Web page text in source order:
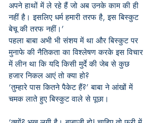
अपने हाथों में ले रहे हैं जो अब उनके काम की ही
नहीं है। इसलिए धर्म हमारी तरफ है, इस बिस्कुट
बेचू की तरफ नहीं।’
पहला बाबा अभी भी संशय में था और बिस्कुट पर
मुनाफे की नैतिकता का विश्लेषण करके इस विचार
में लीन था कि यदि किसी मुर्दे की जेब से कुछ
हजार निकल आएं तो क्या हो?
‘तुम्हारे पास कितने पैकेट हैं?’ बाबा ने आंखों में
चमक लाते हुए बिस्कुट वाले से पूछा।